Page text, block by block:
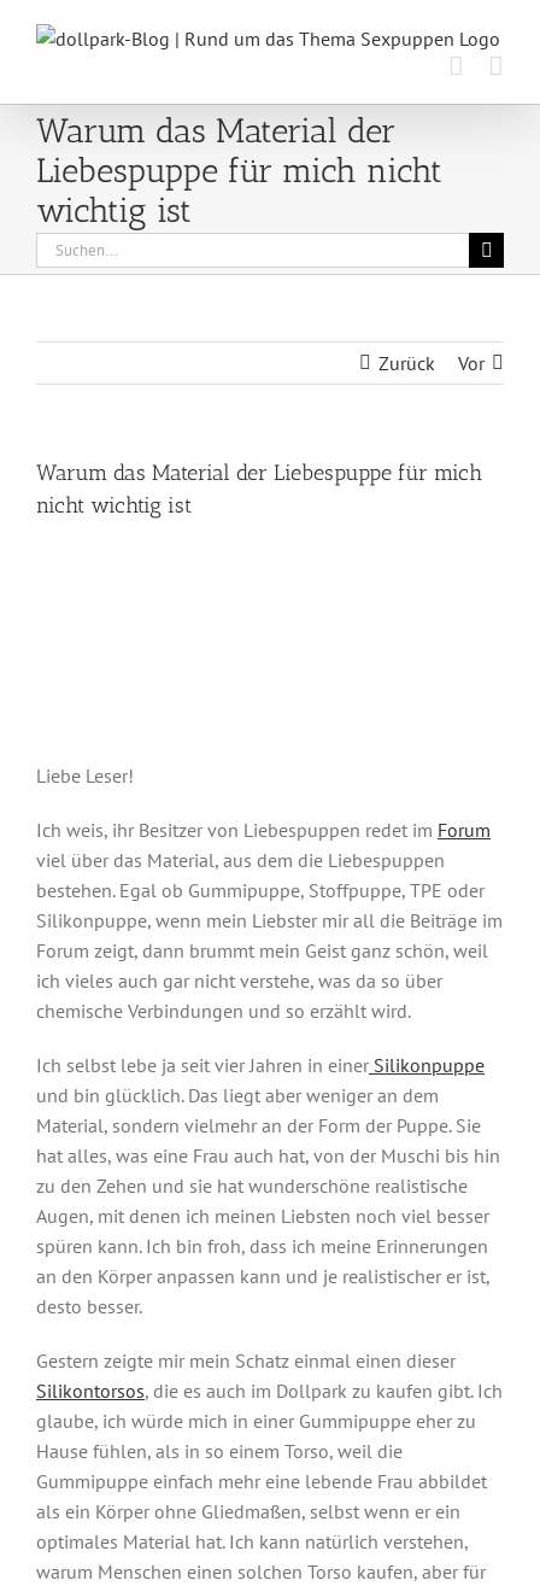
Inhalt
Warum das Material der
Liebespuppe für mich nicht
wichtig ist
Suche
nach:
Zurück Vor
Warum das Material der Liebespuppe für mich
nicht wichtig ist
Liebe Leser!
Ich weis, ihr Besitzer von Liebespuppen redet im Forum
viel über das Material, aus dem die Liebespuppen
bestehen. Egal ob Gummipuppe, Stoffpuppe, TPE oder
Silikonpuppe, wenn mein Liebster mir all die Beiträge im
Forum zeigt, dann brummt mein Geist ganz schön, weil
ich vieles auch gar nicht verstehe, was da so über
chemische Verbindungen und so erzählt wird.
Ich selbst lebe ja seit vier Jahren in einer Silikonpuppe
und bin glücklich. Das liegt aber weniger an dem
Material, sondern vielmehr an der Form der Puppe. Sie
hat alles, was eine Frau auch hat, von der Muschi bis hin
zu den Zehen und sie hat wunderschöne realistische
Augen, mit denen ich meinen Liebsten noch viel besser
spüren kann. Ich bin froh, dass ich meine Erinnerungen
an den Körper anpassen kann und je realistischer er ist,
desto besser.
Gestern zeigte mir mein Schatz einmal einen dieser
Silikontorsos, die es auch im Dollpark zu kaufen gibt. Ich
glaube, ich würde mich in einer Gummipuppe eher zu
Hause fühlen, als in so einem Torso, weil die
Gummipuppe einfach mehr eine lebende Frau abbildet
als ein Körper ohne Gliedmaßen, selbst wenn er ein
optimales Material hat. Ich kann natürlich verstehen,
warum Menschen einen solchen Torso kaufen, aber für